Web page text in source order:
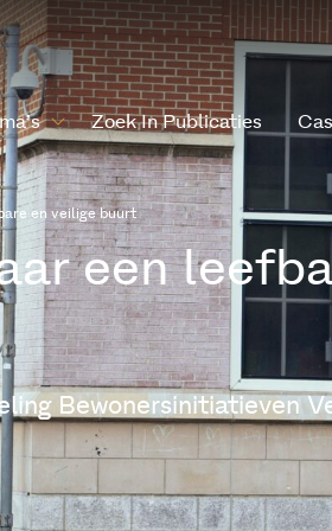
Zoek In Publicaties
en veilige buurt
een
Bewonersinitiatieven